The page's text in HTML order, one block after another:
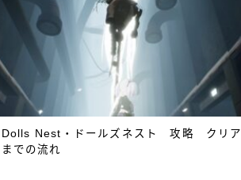
Dolls Nest・ドールズネスト 攻略 クリア
までの流れ